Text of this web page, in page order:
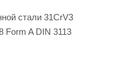
стали 31CrV3
Form A DIN 3113